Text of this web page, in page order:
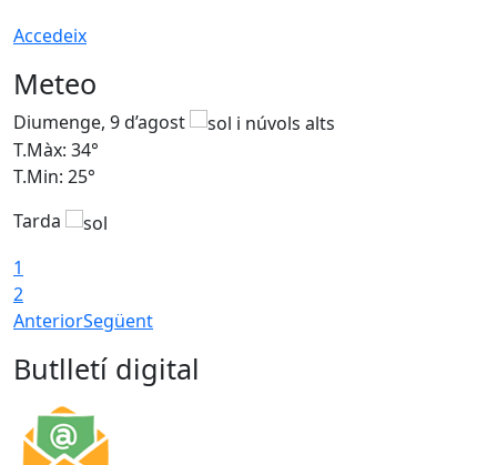
Accedeix
Meteo
Diumenge, 9 d’agost
T.Màx: 34°
T.Min: 25°
Tarda
1
2
AnteriorSegüent
Butlletí digital